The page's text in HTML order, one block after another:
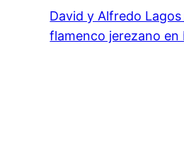
David y Alfredo
flamenco jerezano en